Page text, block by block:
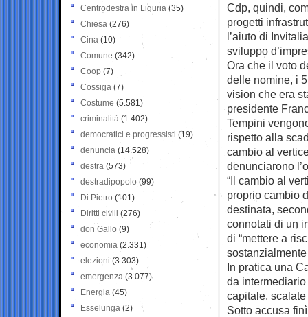
Cdp, quindi,
progetti
l’aiuto di
sviluppo
Ora che il voto
delle nomine, i
vision che era
presidente
Tempini
rispetto alla
cambio al
denunciarono
“Il cambio al
proprio cambio
destinata,
connotati di un
di “mettere a
sostanzialmente
In pratica una
da
capitale,
Sotto accusa
Centrodestra in Liguria (35)
Chiesa (276)
Cina (10)
Comune (342)
Coop (7)
Cossiga (7)
Costume (5.581)
criminalità (1.402)
democratici e progressisti (19)
denuncia (14.528)
destra (573)
destradipopolo (99)
Di Pietro (101)
Diritti civili (276)
don Gallo (9)
economia (2.331)
elezioni (3.303)
emergenza (3.077)
Energia (45)
Esselunga (2)